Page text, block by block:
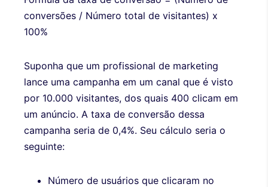
conversões / Número total de visitantes) x
100%
Suponha que um profissional de marketing
lance uma campanha em um canal que é visto
por 10.000 visitantes, dos quais 400 clicam em
um anúncio. A taxa de conversão dessa
campanha seria de 0,4%. Seu cálculo seria o
seguinte:
Número de usuários que clicaram no